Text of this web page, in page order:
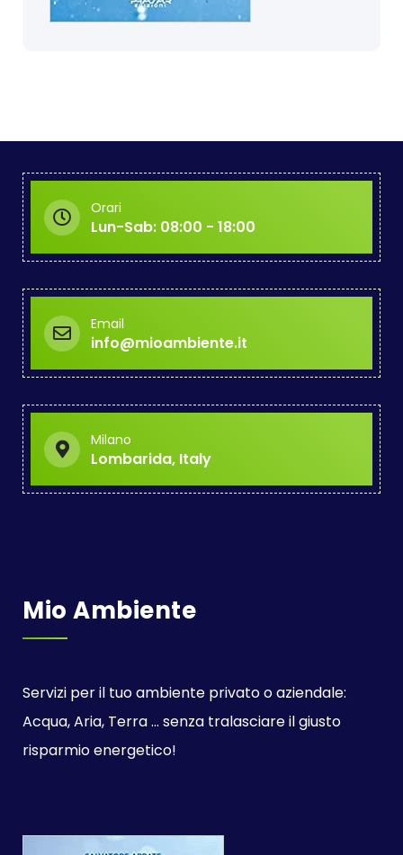
Orari
Lun-Sab: 08:00 - 18:00
Email
info@mioambiente.it
Milano
Lombarida, Italy
Mio Ambiente
Servizi per il tuo ambiente privato o aziendale:
Acqua, Aria, Terra ... senza tralasciare il giusto
risparmio energetico!